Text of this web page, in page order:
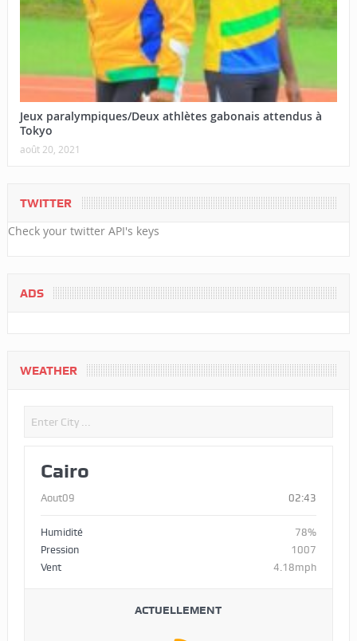
Jeux paralympiques/Deux athlètes gabonais attendus à
Tokyo
août 20, 2021
TWITTER
Check your twitter API's keys
ADS
WEATHER
Cairo
Aout09 02:43
Humidité
78%
Pression
1007
Vent
4.18mph
ACTUELLEMENT